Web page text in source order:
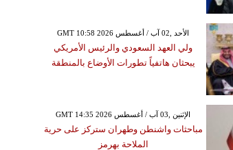
GMT 10:58 2026 الأحد ,02 آب / أغسطس
ولي العهد السعودي والرئيس الأمريكي
يبحثان هاتفياً تطورات الأوضاع بالمنطقة
GMT 14:35 2026 الإثنين ,03 آب / أغسطس
مباحثات واشنطن وطهران ستركز على حرية
الملاحة بهرمز